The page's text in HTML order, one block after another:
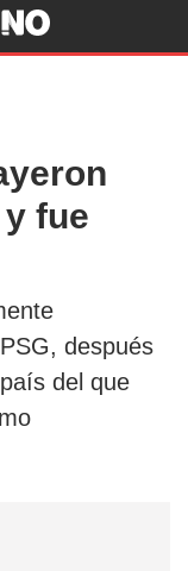
fue
después
del que